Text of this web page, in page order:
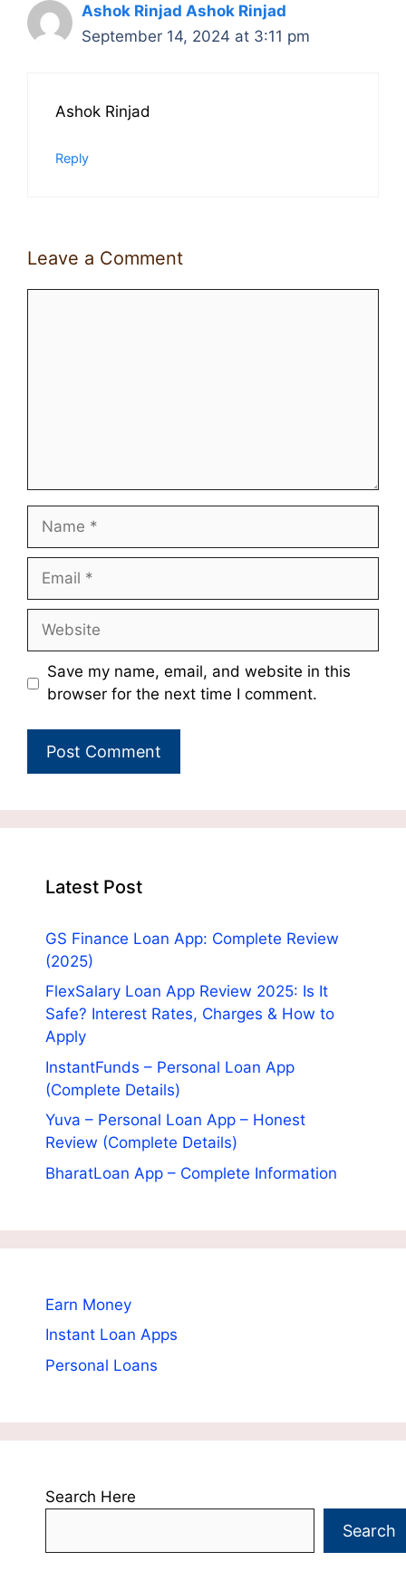
Ashok Rinjad Ashok Rinjad
September 14, 2024 at 3:11 pm
Ashok Rinjad
Reply
Leave a Comment
Name
Email
Website
Save my name, email, and website in this
browser for the next time I comment.
Latest Post
GS Finance Loan App: Complete Review
(2025)
FlexSalary Loan App Review 2025: Is It
Safe? Interest Rates, Charges & How to
Apply
InstantFunds – Personal Loan App
(Complete Details)
Yuva – Personal Loan App – Honest
Review (Complete Details)
BharatLoan App – Complete Information
Earn Money
Instant Loan Apps
Personal Loans
Search Here
Search